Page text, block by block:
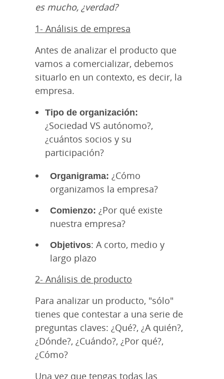
es mucho, ¿verdad?
1- Análisis de empresa
Antes de analizar el producto que
vamos a comercializar, debemos
situarlo en un contexto, es decir, la
empresa.
Tipo de organización:
¿Sociedad VS autónomo?,
¿cuántos socios y su
participación?
Organigrama: ¿Cómo
organizamos la empresa?
Comienzo: ¿Por qué existe
nuestra empresa?
Objetivos: A corto, medio y
largo plazo
2- Análisis de producto
Para analizar un producto, "sólo"
tienes que contestar a una serie de
preguntas claves: ¿Qué?, ¿A quién?,
¿Dónde?, ¿Cuándo?, ¿Por qué?,
¿Cómo?
Una vez que tengas todas las